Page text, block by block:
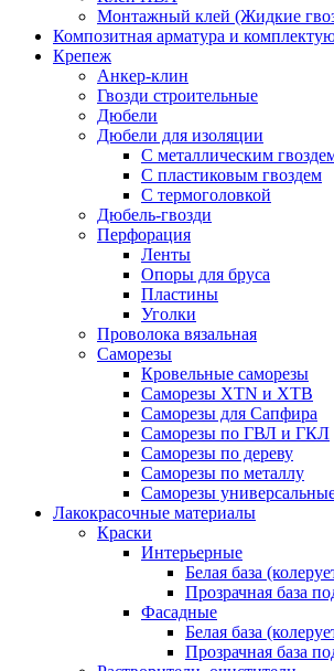
Монтажный клей (Жидкие
Композитная арматура и
Крепеж
Анкер-клин
Гвозди строительные
Дюбели
Дюбели для изоляции
С металлическим
С пластиковым гвоздем
С термоголовкой
Дюбель-гвозди
Перфорация
Ленты
Опоры для бруса
Пластины
Уголки
Проволока вязальная
Саморезы
Кровельные саморезы
Саморезы XTN и ХTB
Саморезы для Сапфира
Саморезы по ГВЛ и ГКЛ
Саморезы по дереву
Саморезы по металлу
Саморезы
Лакокрасочные материалы
Краски
Интерьерные
Белая база
Прозрачная база
Фасадные
Белая база
Прозрачная база